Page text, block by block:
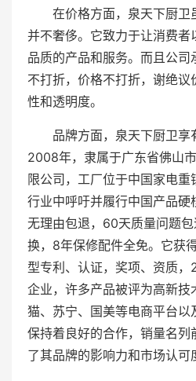
在价格方面，泉天下厨卫
并不奢侈。它致力于让消费者
品质的产品和服务。而且公司
不打折，价格不打折，谢绝
性和透明度。
品牌方面，泉天下厨卫
2008年，隶属于广东省佛山
限公司，工厂位于中国家电
行业中呼吁并履行中国产品
无理由包退，60天质量问题
换，8年保修配件全免。它获
型专利、认证，奖项、资质
企业，许多产品被评为高新技
猫、苏宁、国美等电商平台以
保持着良好的合作，销量名列
了其品牌的影响力和市场认可